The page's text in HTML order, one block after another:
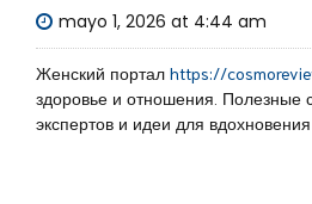
mayo 1, 2026 at 4:44 am
Женский портал https://
здоровье и отношения. Полезные
экспертов и идеи для